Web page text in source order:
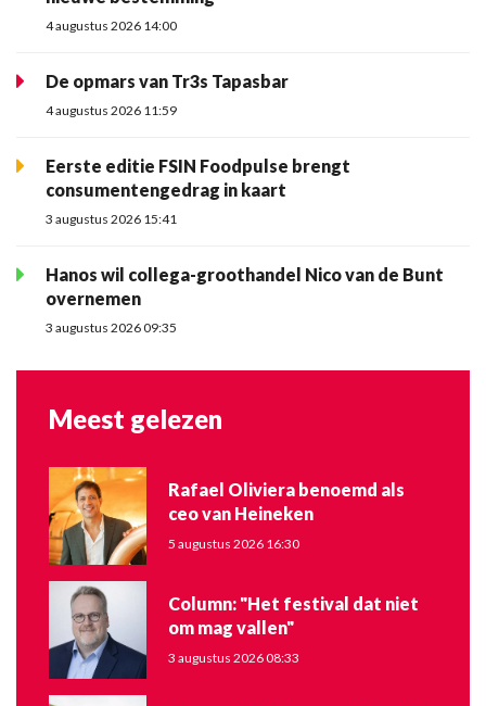
4 augustus 2026 14:00
De opmars van Tr3s Tapasbar
4 augustus 2026 11:59
Eerste editie FSIN Foodpulse brengt
consumentengedrag in kaart
3 augustus 2026 15:41
Hanos wil collega-groothandel Nico van de Bunt
overnemen
3 augustus 2026 09:35
Meest gelezen
Rafael Oliviera benoemd als
ceo van Heineken
5 augustus 2026 16:30
Column: "Het festival dat niet
om mag vallen"
3 augustus 2026 08:33